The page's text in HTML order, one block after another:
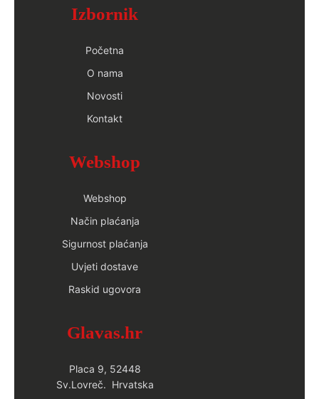
Izbornik
Početna
O nama
Novosti
Kontakt
Webshop
Webshop
Način plaćanja
Sigurnost plaćanja
Uvjeti dostave
Raskid ugovora
Glavas.hr
Placa 9, 52448
Sv.Lovreč. Hrvatska